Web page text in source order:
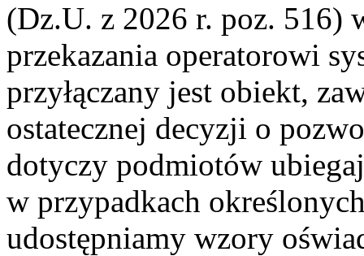
(Dz.U. z 2026 r. poz. 516)
przekazania operatorowi
przyłączany jest obiekt,
ostatecznej decyzji o
dotyczy podmiotów
w przypadkach
udostępniamy wzory